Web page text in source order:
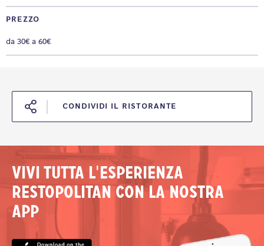
PREZZO
da 30€ a 60€
CONDIVIDI IL RISTORANTE
Vivi tutta l'esperienza
Restopolitan con la nostra
app